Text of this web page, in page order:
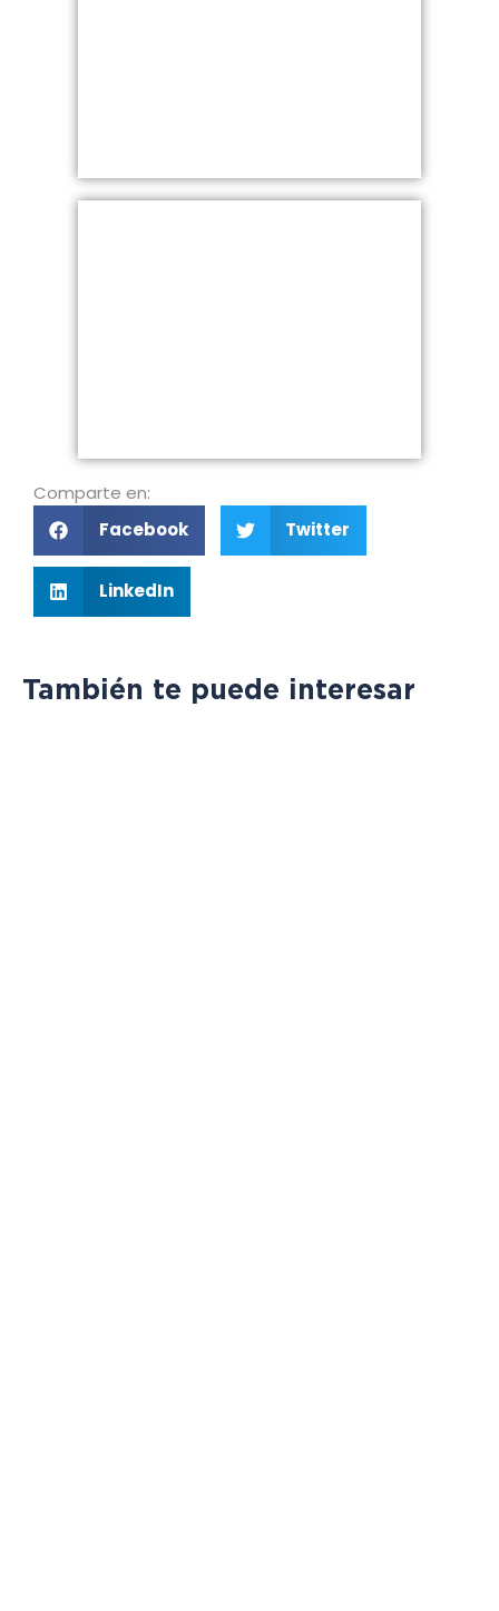
Comparte en:
Facebook
Twitter
LinkedIn
También te puede interesar